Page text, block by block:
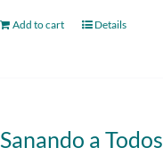
Add to cart Details
Sanando a Todos